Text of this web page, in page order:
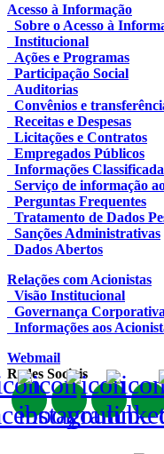
Acesso à Informação
Sobre o Acesso à
Institucional
Ações e Programas
Participação Social
Auditorias
Convênios e
Receitas e Despesas
Licitações e Contratos
Empregados Públicos
Informações
Serviço de informação
Perguntas Frequentes
Tratamento de Dados
Sanções Administrativas
Dados Abertos
Relações com Acionistas
Visão Institucional
Governança Corporativa
Informações aos
Webmail
Redes Sociais